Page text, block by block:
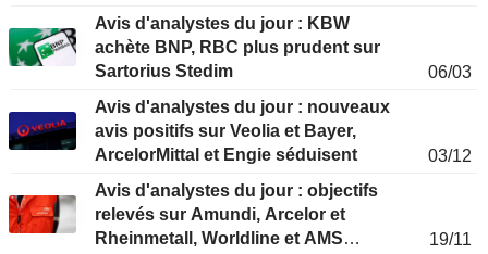
Avis d'analystes du jour : KBW
achète BNP, RBC plus prudent sur
Sartorius Stedim
06/03
Avis d'analystes du jour : nouveaux
avis positifs sur Veolia et Bayer,
ArcelorMittal et Engie séduisent
03/12
Avis d'analystes du jour : objectifs
relevés sur Amundi, Arcelor et
Rheinmetall, Worldline et AMS
19/11